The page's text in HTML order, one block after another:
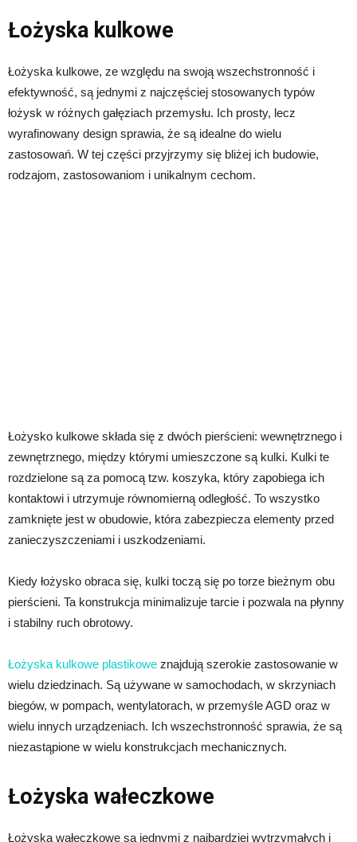
Łożyska kulkowe
Łożyska kulkowe, ze względu na swoją wszechstronność i
efektywność, są jednymi z najczęściej stosowanych typów
łożysk w różnych gałęziach przemysłu. Ich prosty, lecz
wyrafinowany design sprawia, że są idealne do wielu
zastosowań. W tej części przyjrzymy się bliżej ich budowie,
rodzajom, zastosowaniom i unikalnym cechom.
Łożysko kulkowe składa się z dwóch pierścieni: wewnętrznego i
zewnętrznego, między którymi umieszczone są kulki. Kulki te
rozdzielone są za pomocą tzw. koszyka, który zapobiega ich
kontaktowi i utrzymuje równomierną odległość. To wszystko
zamknięte jest w obudowie, która zabezpiecza elementy przed
zanieczyszczeniami i uszkodzeniami.
Kiedy łożysko obraca się, kulki toczą się po torze bieżnym obu
pierścieni. Ta konstrukcja minimalizuje tarcie i pozwala na płynny
i stabilny ruch obrotowy.
Łożyska kulkowe plastikowe znajdują szerokie zastosowanie w
wielu dziedzinach. Są używane w samochodach, w skrzyniach
biegów, w pompach, wentylatorach, w przemyśle AGD oraz w
wielu innych urządzeniach. Ich wszechstronność sprawia, że są
niezastąpione w wielu konstrukcjach mechanicznych.
Łożyska wałeczkowe
Łożyska wałeczkowe są jednymi z najbardziej wytrzymałych i